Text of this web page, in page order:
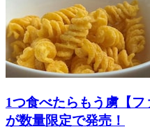
1つ食べたらもう虜【
が数量限定で発売！